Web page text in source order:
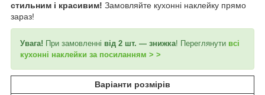
стильним і красивим! Замовляйте кухонні наклейку прямо
зараз!
Увага! При замовленні від 2 шт. — знижка! Переглянути всі
кухонні наклейки за посиланням > >
Варіанти розмірів